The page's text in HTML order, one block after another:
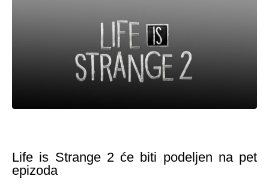
Life is Strange 2 će biti podeljen na pet
epizoda